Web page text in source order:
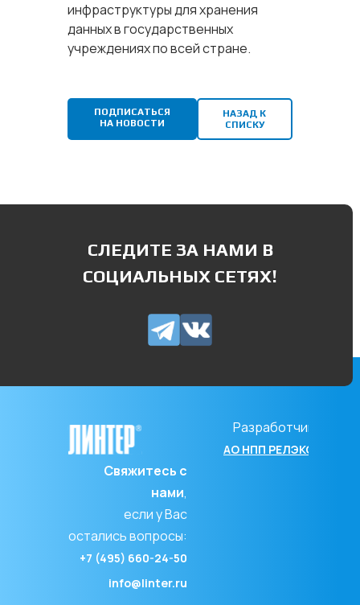
инфраструктуры для хранения
данных в государственных
учреждениях по всей стране.
ПОДПИСАТЬСЯ
НА НОВОСТИ
НАЗАД К
СПИСКУ
СЛЕДИТЕ ЗА НАМИ В
СОЦИАЛЬНЫХ СЕТЯХ!
Разработчик
АО НПП РЕЛЭКС
Свяжитесь с
нами,
если у Вас
остались вопросы:
+7 (495) 660-24-50
info@linter.ru